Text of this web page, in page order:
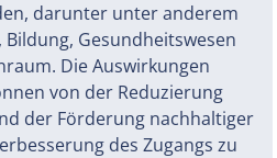
darunter unter anderem
Gesundheitswesen
Die Auswirkungen
von der Reduzierung
der Förderung nachhaltiger
des Zugangs zu